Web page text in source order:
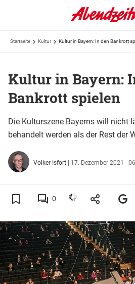
Startseite Kultur Kultur in Bayern: In den Bankrott
Kultur in Bayern:
Bankrott spielen
Die Kulturszene Bayerns will nicht
behandelt werden als der Rest der
Volker Isfort | 17. Dezember 2021 -
0